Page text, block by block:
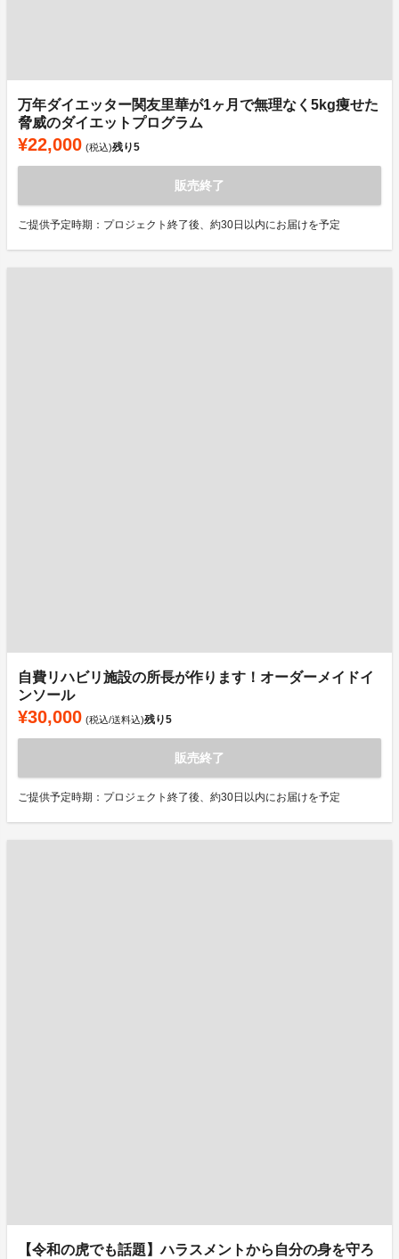
万年ダイエッター関友里華が1ヶ月で無理なく5kg痩せた
脅威のダイエットプログラム
¥22,000 (税込)残り5
販売終了
ご提供予定時期：プロジェクト終了後、約30日以内にお届けを予定
自費リハビリ施設の所長が作ります！オーダーメイドイ
ンソール
¥30,000 (税込/送料込)残り5
販売終了
ご提供予定時期：プロジェクト終了後、約30日以内にお届けを予定
【令和の虎でも話題】ハラスメントから自分の身を守ろ